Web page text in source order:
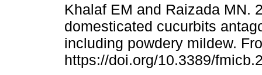
Khalaf EM and Raizada MN.
domesticated cucurbits
including powdery mildew.
https://doi.org/10.3389/